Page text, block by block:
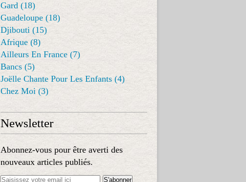
Gard (18)
Guadeloupe (18)
Djibouti (15)
Afrique (8)
Ailleurs En France (7)
Bancs (5)
Joëlle Chante Pour Les Enfants (4)
Chez Moi (3)
Newsletter
Abonnez-vous pour être averti des
nouveaux articles publiés.